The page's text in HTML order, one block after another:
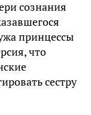
сознания
принцессы
что
сестру